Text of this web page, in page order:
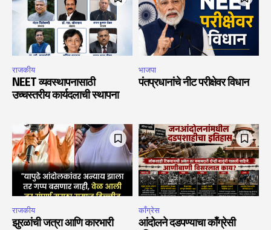
राजकीय
NEET व्यवस्थापनासाठी
उच्चस्तरीय कार्यदलाची स्थापना
भाजपा
पंतप्रधानांचे नीट परीक्षेवर विधान
राजकीय
झुरळांची जत्रा आणि कारभारी
काँग्रेस
आंदोलने दडपण्याचा काँग्रेसी